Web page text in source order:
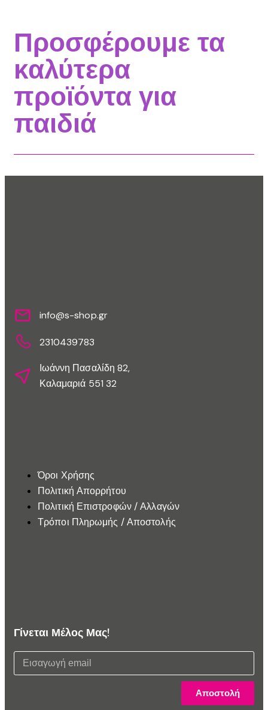
Προσφέρουμε τα
καλύτερα
προϊόντα για
παιδιά
info@s-shop.gr
2310439783
Ιωάννη Πασαλίδη 82,
Καλαμαριά 551 32
Όροι Χρήσης
Πολιτική Απορρήτου
Πολιτική Επιστροφών / Αλλαγών
Τρόποι Πληρωμής / Αποστολής
Γίνεται Μέλος Μας!
Αποστολή